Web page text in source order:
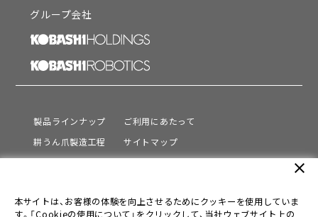
グループ会社
製品ラインナップ
耕うん爪製造工程
サポート
会社情報
ご利用にあたって
サイトマップ
プライバシーポリシー
本サイトは、お客様の体験を向上させるためにクッキーを使用していま
す。「Cookieの使用について」をクリックして、当社ウェブサイト上の
close